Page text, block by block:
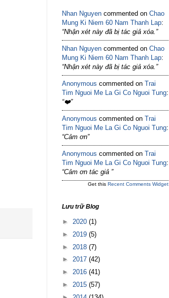
Nhan Nguyen commented on Chao
Mung Ki Niem 60 Nam Thanh Lap:
“Nhận xét này đã bị tác giả xóa.”
Nhan Nguyen commented on Chao
Mung Ki Niem 60 Nam Thanh Lap:
“Nhận xét này đã bị tác giả xóa.”
Anonymous commented on Trai
Tim Nguoi Me La Gi Co Nguoi Tung:
“❤️”
Anonymous commented on Trai
Tim Nguoi Me La Gi Co Nguoi Tung:
“Cảm ơn”
Anonymous commented on Trai
Tim Nguoi Me La Gi Co Nguoi Tung:
“Cảm ơn tác giả ”
Get this Recent Comments Widget
Lưu trữ Blog
► 2020 (1)
► 2019 (5)
► 2018 (7)
► 2017 (42)
► 2016 (41)
► 2015 (57)